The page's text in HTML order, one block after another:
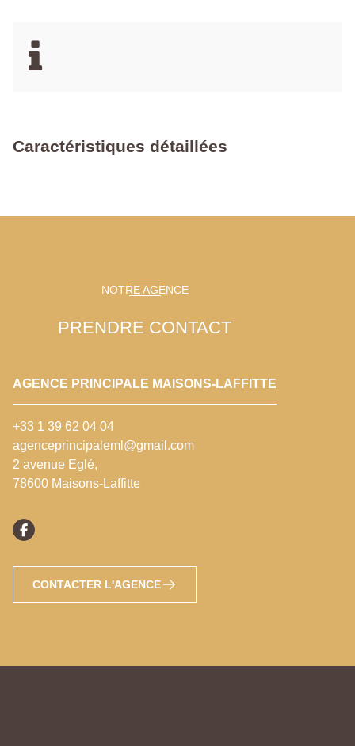
Caractéristiques détaillées
NOTRE AGENCE
PRENDRE CONTACT
AGENCE PRINCIPALE MAISONS-LAFFITTE
+33 1 39 62 04 04
agenceprincipaleml@gmail.com
2 avenue Eglé,
78600 Maisons-Laffitte
CONTACTER L'AGENCE